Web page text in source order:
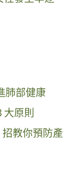
肺部健康
原則
教你預防產